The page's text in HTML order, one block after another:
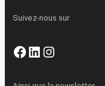
Suivez-nous sur
Facebook
LinkedIn
Instagram